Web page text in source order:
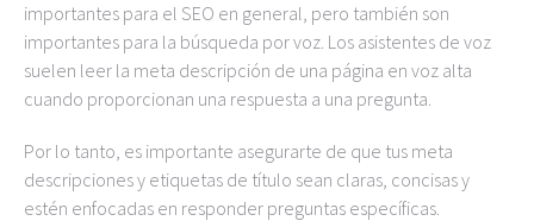
importantes para el SEO en general, pero también son
importantes para la búsqueda por voz. Los asistentes de voz
suelen leer la meta descripción de una página en voz alta
cuando proporcionan una respuesta a una pregunta.
Por lo tanto, es importante asegurarte de que tus meta
descripciones y etiquetas de título sean claras, concisas y
estén enfocadas en responder preguntas específicas.